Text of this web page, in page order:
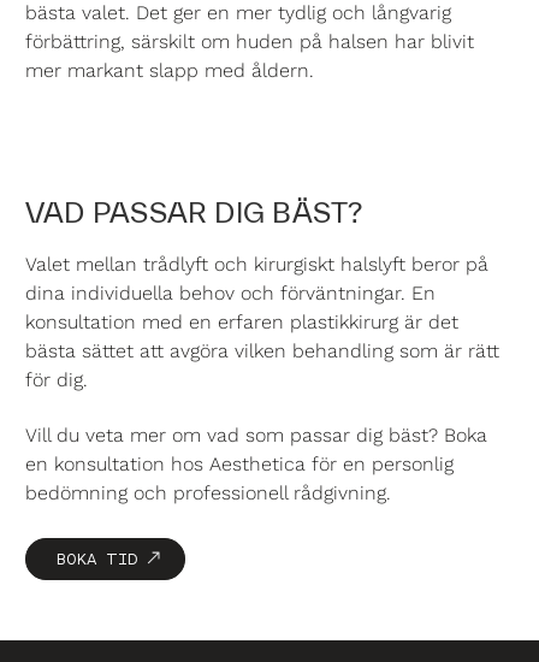
bästa valet. Det ger en mer tydlig och långvarig
förbättring, särskilt om huden på halsen har blivit
mer markant slapp med åldern.
VAD PASSAR DIG BÄST?
Valet mellan trådlyft och kirurgiskt halslyft beror på
dina individuella behov och förväntningar. En
konsultation med en erfaren plastikkirurg är det
bästa sättet att avgöra vilken behandling som är rätt
för dig.
Vill du veta mer om vad som passar dig bäst? Boka
en konsultation hos Aesthetica för en personlig
bedömning och professionell rådgivning.
BOKA TID